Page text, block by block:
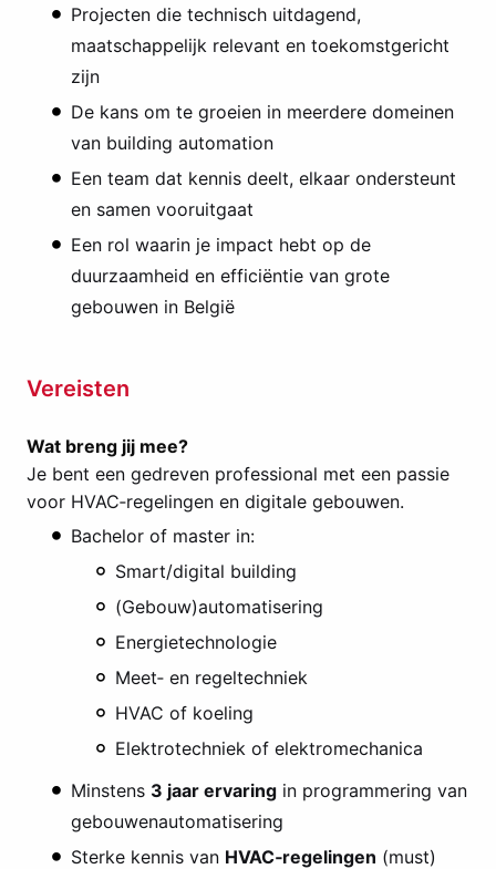
Projecten die technisch uitdagend,
maatschappelijk relevant en toekomstgericht
zijn
De kans om te groeien in meerdere domeinen
van building automation
Een team dat kennis deelt, elkaar ondersteunt
en samen vooruitgaat
Een rol waarin je impact hebt op de
duurzaamheid en efficiëntie van grote
gebouwen in België
Vereisten
Wat breng jij mee?
Je bent een gedreven professional met een passie
voor HVAC‑regelingen en digitale gebouwen.
Bachelor of master in:
Smart/digital building
(Gebouw)automatisering
Energietechnologie
Meet‑ en regeltechniek
HVAC of koeling
Elektrotechniek of elektromechanica
Minstens 3 jaar ervaring in programmering van
gebouwenautomatisering
Sterke kennis van HVAC‑regelingen (must)